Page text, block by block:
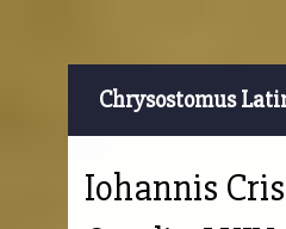
Chrysostomus
Iohannis